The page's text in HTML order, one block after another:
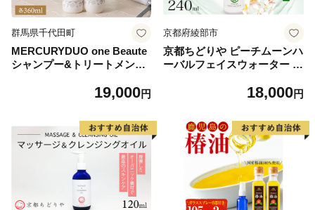
群馬県千代田町
MERCURYDUO one Beaute
シャンプー&トリートメント
19,000円
京都府綾部市
京都ちどりや ピーチムーンハ
ーバルフェイスウォーター 2
イジングケア 綾部市 / 株式会
18,000円